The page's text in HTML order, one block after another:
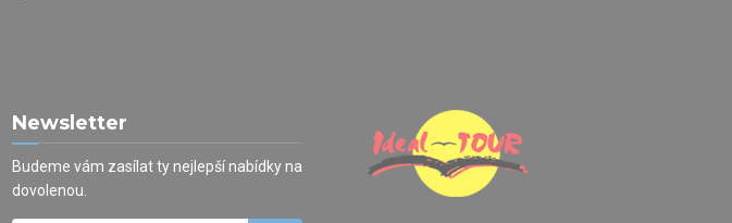
Newsletter
Budeme vám zasílat ty nejlepší nabídky na
dovolenou.